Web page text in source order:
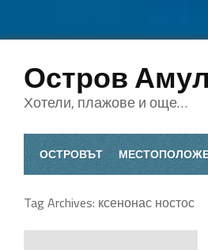
Остров
Хотели, плажове и още…
ОСТРОВЪТ
Tag Archives: ксенонас ностос